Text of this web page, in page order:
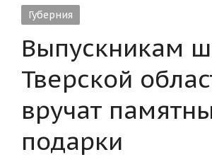
Губерния
Выпускникам
Тверской
вручат
подарки